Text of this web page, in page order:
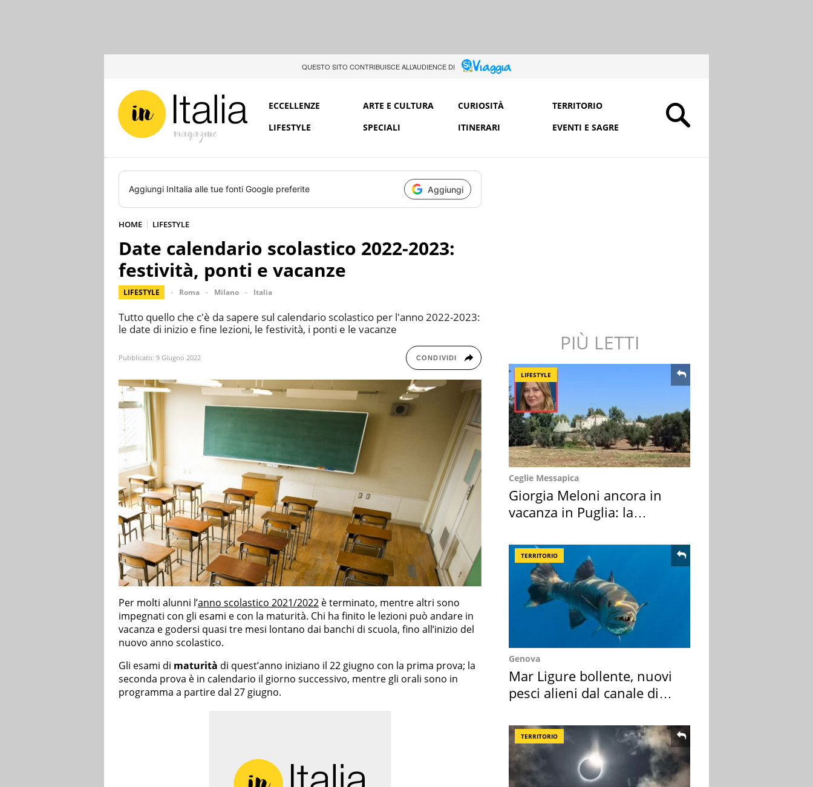
QUESTO SITO CONTRIBUISCE ALL’AUDIENCE DI
ECCELLENZE ARTE E CULTURA CURIOSITÀ
TERRITORIO
LIFESTYLE
SPECIALI ITINERARI EVENTI E SAGRE
Aggiungi InItalia alle tue fonti Google preferite Aggiungi
HOME LIFESTYLE
Date calendario scolastico 2022-2023:
festività, ponti e vacanze
LIFESTYLE Roma Milano Italia
Tutto quello che c'è da sapere sul calendario scolastico per l'anno 2022-2023:
le date di inizio e fine lezioni, le festività, i ponti e le vacanze
Pubblicato: 9 Giugno 2022 CONDIVIDI
Per molti alunni l’anno scolastico 2021/2022 è terminato, mentre altri sono
impegnati con gli esami e con la maturità. Chi ha finito le lezioni può andare in
vacanza e godersi quasi tre mesi lontano dai banchi di scuola, fino all’inizio del
nuovo anno scolastico.
Gli esami di maturità di quest’anno iniziano il 22 giugno con la prima prova; la
seconda prova è in calendario il giorno successivo, mentre gli orali sono in
programma a partire dal 27 giugno.
PIÙ LETTI
LIFESTYLE
Ceglie Messapica
Giorgia Meloni ancora in
vacanza in Puglia: la
TERRITORIO
Genova
Mar Ligure bollente, nuovi
pesci alieni dal canale di
TERRITORIO